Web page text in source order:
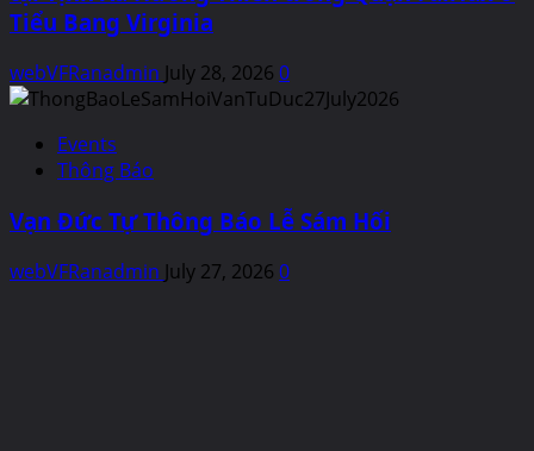
Tiểu Bang Virginia
webVFRanadmin July 28, 2026 0
Events
Thông Báo
Vạn Đức Tự Thông Báo Lễ Sám Hối
webVFRanadmin July 27, 2026 0